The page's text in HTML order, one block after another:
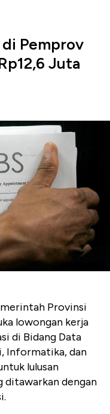
Pemprov
Juta
Provinsi
lowongan kerja
di Bidang Data
Informatika, dan
lulusan
ditawarkan dengan